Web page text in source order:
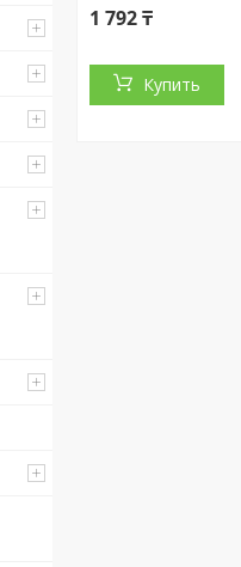
1 792 ₸
Купить